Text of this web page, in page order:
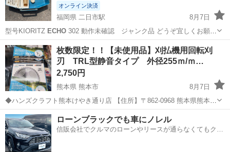
オンライン決済
福岡県 二日市駅
8月7日
型号KIORITZ ECHO302 動作未確認 ジャンク品 どうぞ宜しくお願い
します
福岡 筑紫野市 二日市駅 その他 チェーンソー
枚数限定！！【未使用品】刈払機用回転刈
刃 TRL型静音タイプ 外径255ｍ/ｍ…
2,750円
熊本県 熊本市
8月7日
◆ハンズクラフト熊本けやき通り店 【住所】〒862-0968 熊本県熊本市
南区馬渡２丁目１６−１５ 現物確認歓迎！ お気軽に、当店まで是非ご
来店お待ちしております！ 当方の気付かない点説明不足も...
熊本 熊本市 その他 新ダイワ
ローンブラックでも車にノレル
信販会社でクルマのローンやリースが通らなくてもクル